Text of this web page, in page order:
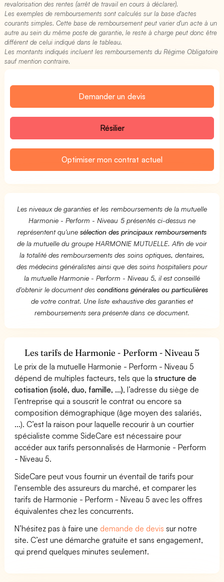
revalorisation des rentes (arrêt de travail en cours à déclarer).
Les exemples de remboursements sont calculés sur la base d'actes
courants simples. Cette base de remboursement peut varier d'un acte à un
autre au sein du même poste de garantie, le reste à charge peut donc être
différent de celui indiqué dans le tableau.
Les montants indiqués incluent les remboursements du Régime Obligatoire
sauf mention contraire.
Demander un devis
Résilier
Optimiser mon contrat actuel
Les niveaux de garanties et les remboursements de la mutuelle
Harmonie - Perform - Niveau 5 présentés ci-dessus ne
représentent qu'une sélection des principaux remboursements
de la mutuelle du groupe HARMONIE MUTUELLE. Afin de voir
la totalité des remboursements des soins optiques, dentaires,
des médecins généralistes ainsi que des soins hospitaliers pour
la mutuelle Harmonie - Perform - Niveau 5, il est conseillé
d'obtenir le document des conditions générales ou particulières
de votre contrat. Une liste exhaustive des garanties et
remboursements sera présente dans ce document.
Les tarifs de Harmonie - Perform - Niveau 5
Le prix de la mutuelle Harmonie - Perform - Niveau 5
dépend de multiples facteurs, tels que lastructure de
cotisation (isolé, duo, famille, ...), l’adresse du siège de
l’entreprise qui a souscrit le contrat ou encore sa
composition démographique (âge moyen des salariés,
...). C’est la raison pour laquelle recourir à un courtier
spécialiste comme SideCare est nécessaire pour
accéder aux tarifs personnalisés de Harmonie - Perform
- Niveau 5.
SideCare peut vous fournir un éventail de tarifs pour
l'ensemble des assureurs du marché, et comparer les
tarifs de Harmonie - Perform - Niveau 5 avec les offres
équivalentes chez les concurrents.
N’hésitez pas à faire une demande de devis sur notre
site. C’est une démarche gratuite et sans engagement,
qui prend quelques minutes seulement.